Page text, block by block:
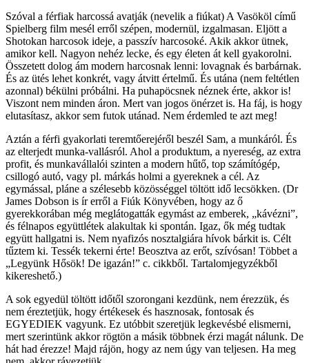
Szóval a férfiak harcossá avatják (nevelik a fiúkat) A Vasököl című
Spielberg film mesél erről szépen, modernül, izgalmasan. Eljött a
Shotokan harcosok ideje, a passzív harcosoké. Akik akkor ütnek,
amikor kell. Nagyon nehéz lecke, és egy életen át kell gyakorolni.
Összetett dolog ám modern harcosnak lenni: lovagnak és barbárnak.
És az ütés lehet konkrét, vagy átvitt értelmű. És utána (nem feltétlen
azonnal) békülni próbálni. Ha puhapöcsnek néznek érte, akkor is!
Viszont nem minden áron. Mert van jogos önérzet is. Ha fáj, is hogy
elutasítasz, akkor sem futok utánad. Nem érdemled te azt meg!
Aztán a férfi gyakorlati teremtőerejéről beszél Sam, a munkáról. És
az elterjedt munka-vallásról. Ahol a produktum, a nyereség, az extra
profit, és munkavállalói szinten a modern hűtő, top számítógép,
csillogó autó, vagy pl. márkás holmi a gyereknek a cél. Az
egymással, pláne a szélesebb közösséggel töltött idő lecsökken. (Dr
James Dobson is ír erről a Fiúk Könyvében, hogy az ő
gyerekkorában még meglátogatták egymást az emberek, „kávézni”,
és félnapos együttlétek alakultak ki spontán. Igaz, ők még tudtak
együtt hallgatni is. Nem nyafizós nosztalgiára hívok bárkit is. Célt
tűztem ki. Tessék tekerni érte! Beosztva az erőt, szívósan! Többet a
„Legyünk Hősök! De igazán!” c. cikkből. Tartalomjegyzékből
kikereshető.)
A sok egyedül töltött időtől szorongani kezdünk, nem érezzük, és
nem éreztetjük, hogy értékesek és hasznosak, fontosak és
EGYEDIEK vagyunk. Ez utóbbit szeretjük legkevésbé elismerni,
mert szerintünk akkor rögtön a másik többnek érzi magát nálunk. De
hát had érezze! Majd rájön, hogy az nem úgy van teljesen. Ha meg